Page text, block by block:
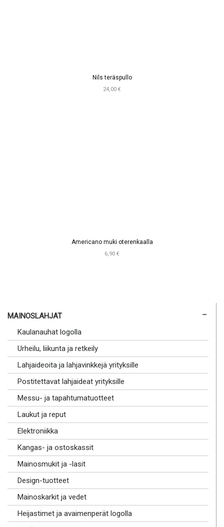
Nils teräspullo
24,00 €
Americano muki oterenkaalla
6,90 €
MAINOSLAHJAT
Kaulanauhat logolla
Urheilu, liikunta ja retkeily
Lahjaideoita ja lahjavinkkejä yrityksille
Postitettavat lahjaideat yrityksille
Messu- ja tapahtumatuotteet
Laukut ja reput
Elektroniikka
Kangas- ja ostoskassit
Mainosmukit ja -lasit
Design-tuotteet
Mainoskarkit ja vedet
Heijastimet ja avaimenperät logolla